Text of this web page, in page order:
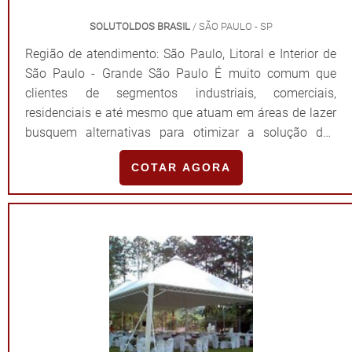
SOLUTOLDOS BRASIL/ SÃO PAULO - SP
Região de atendimento: São Paulo, Litoral e Interior de
São Paulo - Grande São Paulo É muito comum que
clientes de segmentos industriais, comerciais,
residenciais e até mesmo que atuam em áreas de lazer
busquem alternativas para otimizar a solução dos
espaços sem comprometer a segurança e proteção do
ambiente. Por isso, o toldo pergolado retrátil se tornou
tão popular. AS PRINCIPAIS CARACTERÍSTICAS DO
externas, principalmente quando se trata de quintais e
piscinas. Isso porque o modelo é caracterizado como
um telhado fixo, que pode ser aberto de forma simples
por possuir trilhos acionados por um motor. Devido a
sua estrutura inteligente, o toldo pode ser utilizado da
maneira mais eficiente. Por exemplo, em noites
COTAR AGORA